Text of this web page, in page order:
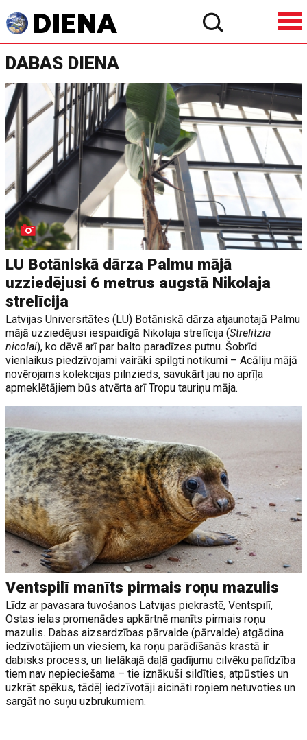
DABAS DIENA
LU Botāniskā dārza Palmu mājā
uzziedējusi 6 metrus augstā Nikolaja
strelīcija
Latvijas Universitātes (LU) Botāniskā dārza atjaunotajā Palmu
mājā uzziedējusi iespaidīgā Nikolaja strelīcija (Strelitzia
nicolai), ko dēvē arī par balto paradīzes putnu. Šobrīd
vienlaikus piedzīvojami vairāki spilgti notikumi – Acāliju mājā
novērojams kolekcijas pilnzieds, savukārt jau no aprīļa
apmeklētājiem būs atvērta arī Tropu tauriņu māja.
Ventspilī manīts pirmais roņu mazulis
Līdz ar pavasara tuvošanos Latvijas piekrastē, Ventspilī,
Ostas ielas promenādes apkārtnē manīts pirmais roņu
mazulis. Dabas aizsardzības pārvalde (pārvalde) atgādina
iedzīvotājiem un viesiem, ka roņu parādīšanās krastā ir
dabisks process, un lielākajā daļā gadījumu cilvēku palīdzība
tiem nav nepieciešama – tie iznākuši sildīties, atpūsties un
uzkrāt spēkus, tādēļ iedzīvotāji aicināti roņiem netuvoties un
sargāt no suņu uzbrukumiem.